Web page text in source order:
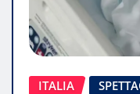
ITALIA